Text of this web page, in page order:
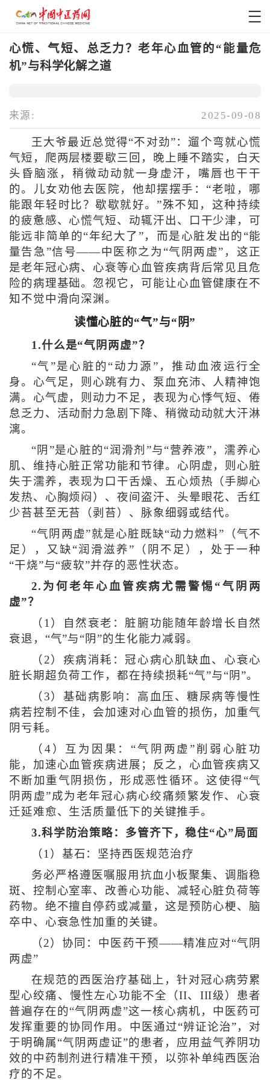
心慌、气短、总乏力？老年心血管的“能量危
机”与科学化解之道
来源: 2025-09-08
王大爷最近总觉得“不对劲”：遛个弯就心慌
气短，爬两层楼要歇三回，晚上睡不踏实，白天
头昏脑涨，稍微动动就一身虚汗，嘴唇也干干
的。儿女劝他去医院，他却摆摆手：“老啦，哪
能跟年轻时比？歇歇就好。”殊不知，这种持续
的疲惫感、心慌气短、动辄汗出、口干少津，可
能远非简单的“年纪大了”，而是心脏发出的“能
量告急”信号——中医称之为“气阴两虚”，这正
是老年冠心病、心衰等心血管疾病背后常见且危
险的病理基础。忽视它，可能让心血管健康在不
知不觉中滑向深渊。
读懂心脏的“气”与“阴”
1.什么是“气阴两虚”？
“气”是心脏的“动力源”，推动血液运行全
身。心气足，则心跳有力、泵血充沛、人精神饱
满。心气虚，则动力不足，表现为心悸气短、倦
怠乏力、活动耐力急剧下降、稍微动动就大汗淋
漓。
“阴”是心脏的“润滑剂”与“营养液”，濡养心
肌、维持心脏正常功能和节律。心阴虚，则心脏
失于濡养，表现为口干舌燥、五心烦热（手脚心
发热、心胸烦闷）、夜间盗汗、头晕眼花、舌红
少苔甚至无苔（剥苔）、脉象细弱或结代。
“气阴两虚”就是心脏既缺“动力燃料”（气不
足），又缺“润滑滋养”（阴不足），处于一种
“干烧”与“疲软”并存的恶性状态。
2.为何老年心血管疾病尤需警惕“气阴两
虚”？
（1）自然衰老：脏腑功能随年龄增长自然
衰退，“气”与“阴”的生化能力减弱。
（2）疾病消耗：冠心病心肌缺血、心衰心
脏长期超负荷工作，都在持续损耗“气”与“阴”。
（3）基础病影响：高血压、糖尿病等慢性
病若控制不佳，会加速对心血管的损伤，加重气
阴亏耗。
（4）互为因果：“气阴两虚”削弱心脏功
能，加速心血管疾病进展；反之，心血管疾病又
不断加重气阴损伤，形成恶性循环。这使得“气
阴两虚”成为老年冠心病心绞痛频繁发作、心衰
迁延难愈、生活质量低下的关键推手。
3.科学防治策略：多管齐下，稳住“心”局面
（1）基石：坚持西医规范治疗
务必严格遵医嘱服用抗血小板聚集、调脂稳
斑、控制心室率、改善心功能、减轻心脏负荷等
药物。绝不擅自停药或减量，这是预防心梗、脑
卒中、心衰急性加重的关键。
（2）协同：中医药干预——精准应对“气阴
两虚”
在规范的西医治疗基础上，针对冠心病劳累
型心绞痛、慢性左心功能不全（II、III级）患者
普遍存在的“气阴两虚”这一核心病机，中医药可
发挥重要的协同作用。中医通过“辨证论治”，对
于明确属“气阴两虚证”的患者，应用益气养阴功
效的中药制剂进行精准干预，以弥补单纯西医治
疗的不足。